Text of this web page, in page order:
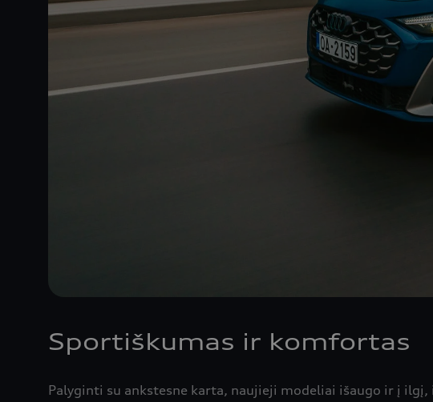
Sportiškumas ir komfortas
Palyginti su ankstesne karta, naujieji modeliai išaugo ir į